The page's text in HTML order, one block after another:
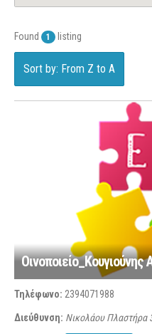
Found 1 listing
Sort by: From Z to A
Οινοποιείο_Κουγιούνης
Τηλέφωνο: 2394071988
Διεύθυνση: Νικολάου Πλαστήρα